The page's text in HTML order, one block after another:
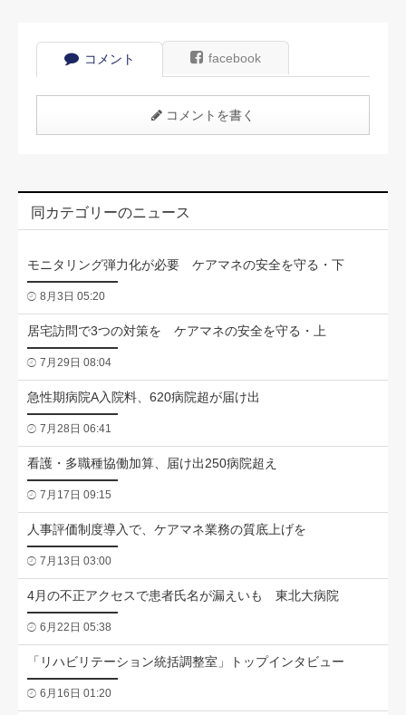
コメント facebook
コメントを書く
同カテゴリーのニュース
モニタリング弾力化が必要 ケアマネの安全を守る・下
8月3日 05:20
居宅訪問で3つの対策を ケアマネの安全を守る・上
7月29日 08:04
急性期病院A入院料、620病院超が届け出
7月28日 06:41
看護・多職種協働加算、届け出250病院超え
7月17日 09:15
人事評価制度導入で、ケアマネ業務の質底上げを
7月13日 03:00
4月の不正アクセスで患者氏名が漏えいも 東北大病院
6月22日 05:38
「リハビリテーション統括調整室」トップインタビュー
6月16日 01:20